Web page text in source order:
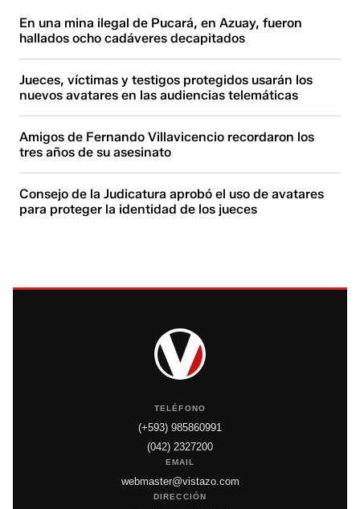
En una mina ilegal de Pucará, en Azuay, fueron
hallados ocho cadáveres decapitados
Jueces, víctimas y testigos protegidos usarán los
nuevos avatares en las audiencias telemáticas
Amigos de Fernando Villavicencio recordaron los
tres años de su asesinato
Consejo de la Judicatura aprobó el uso de avatares
para proteger la identidad de los jueces
TELÉFONO
(+593) 985860991
(042) 2327200
EMAIL
webmaster@vistazo.com
DIRECCIÓN